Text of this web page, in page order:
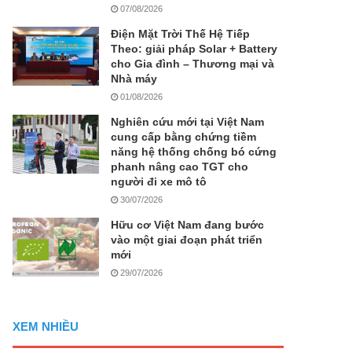
07/08/2026
Điện Mặt Trời Thế Hệ Tiếp
Theo: giải pháp Solar + Battery
cho Gia đình – Thương mại và
Nhà máy
01/08/2026
Nghiên cứu mới tại Việt Nam
cung cấp bằng chứng tiềm
năng hệ thống chống bó cứng
phanh nâng cao TGT cho
người đi xe mô tô
30/07/2026
Hữu cơ Việt Nam đang bước
vào một giai đoạn phát triển
mới
29/07/2026
XEM NHIỀU